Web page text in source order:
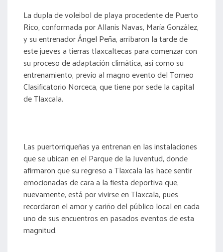
La dupla de voleibol de playa procedente de Puerto
Rico, conformada por Allanis Navas, María González,
y su entrenador Ángel Peña, arribaron la tarde de
este jueves a tierras tlaxcaltecas para comenzar con
su proceso de adaptación climática, así como su
entrenamiento, previo al magno evento del Torneo
Clasificatorio Norceca, que tiene por sede la capital
de Tlaxcala.
Las puertorriqueñas ya entrenan en las instalaciones
que se ubican en el Parque de la Juventud, donde
afirmaron que su regreso a Tlaxcala las hace sentir
emocionadas de cara a la fiesta deportiva que,
nuevamente, está por vivirse en Tlaxcala, pues
recordaron el amor y cariño del público local en cada
uno de sus encuentros en pasados eventos de esta
magnitud.